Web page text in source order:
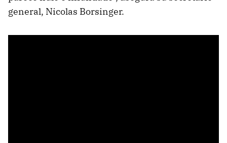
general, Nicolas Borsinger.